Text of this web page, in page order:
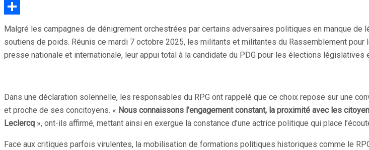
Malgré les campagnes de dénigrement orchestrées par certains adversaires politiques en manque
soutiens de poids. Réunis ce mardi 7 octobre 2025, les militants et militantes du Rassemblement
presse nationale et internationale, leur appui total à la candidate du PDG pour les élections législatives
Dans une déclaration solennelle, les responsables du RPG ont rappelé que ce choix repose sur une
et proche de ses concitoyens. « Nous connaissons l’engagement constant, la proximité avec les
Leclercq », ont-ils affirmé, mettant ainsi en exergue la constance d’une actrice politique qui place
Face aux critiques parfois virulentes, la mobilisation de formations politiques historiques comme le